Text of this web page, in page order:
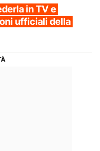
in TV e
ufficiali della